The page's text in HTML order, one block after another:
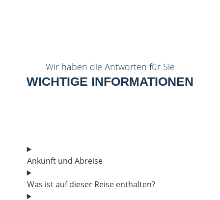
Wir haben die Antworten für Sie
WICHTIGE INFORMATIONEN
Ankunft und Abreise
Was ist auf dieser Reise enthalten?